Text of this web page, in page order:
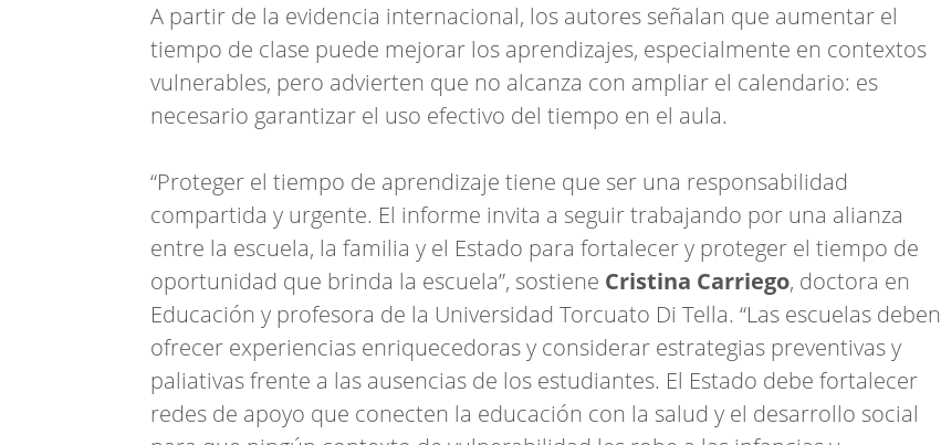
A partir de la evidencia internacional, los autores señalan que aumentar el
tiempo de clase puede mejorar los aprendizajes, especialmente en contextos
vulnerables, pero advierten que no alcanza con ampliar el calendario: es
necesario garantizar el uso efectivo del tiempo en el aula.
“Proteger el tiempo de aprendizaje tiene que ser una responsabilidad
compartida y urgente. El informe invita a seguir trabajando por una alianza
entre la escuela, la familia y el Estado para fortalecer y proteger el tiempo de
oportunidad que brinda la escuela”, sostiene Cristina Carriego, doctora en
Educación y profesora de la Universidad Torcuato Di Tella. “Las escuelas deben
ofrecer experiencias enriquecedoras y considerar estrategias preventivas y
paliativas frente a las ausencias de los estudiantes. El Estado debe fortalecer
redes de apoyo que conecten la educación con la salud y el desarrollo social